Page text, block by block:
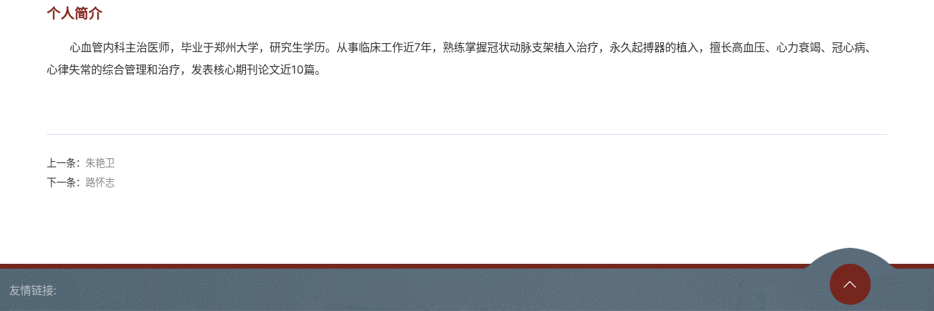
个人简介
心血管内科主治医师，毕业于郑州大学，研究生学历。从事临床工作近7年，熟练掌握冠状动脉支架植入治疗，永久起搏器的植入，擅长高血压、心力衰竭、冠心病、
心律失常的综合管理和治疗，发表核心期刊论文近10篇。
上一条： 朱艳卫
下一条： 路怀志
友情链接: